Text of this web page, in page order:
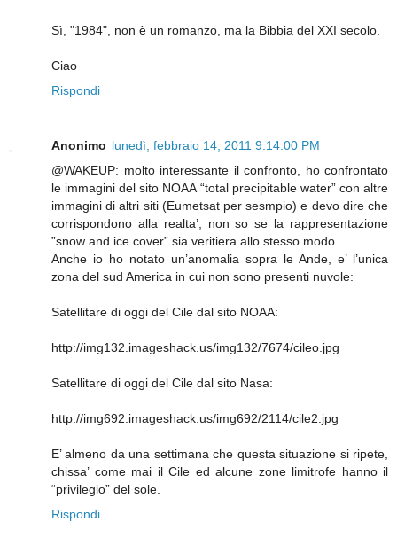
Sì, "1984", non è un romanzo, ma la Bibbia del XXI secolo.
Ciao
Rispondi
Anonimo lunedì, febbraio 14, 2011 9:14:00 PM
@WAKEUP: molto interessante il confronto, ho confrontato
le immagini del sito NOAA “total precipitable water” con altre
immagini di altri siti (Eumetsat per sesmpio) e devo dire che
corrispondono alla realta’, non so se la rappresentazione
”snow and ice cover” sia veritiera allo stesso modo.
Anche io ho notato un’anomalia sopra le Ande, e’ l’unica
zona del sud America in cui non sono presenti nuvole:
Satellitare di oggi del Cile dal sito NOAA:
http://img132.imageshack.us/img132/7674/cileo.jpg
Satellitare di oggi del Cile dal sito Nasa:
http://img692.imageshack.us/img692/2114/cile2.jpg
E’ almeno da una settimana che questa situazione si ripete,
chissa’ come mai il Cile ed alcune zone limitrofe hanno il
“privilegio” del sole.
Rispondi